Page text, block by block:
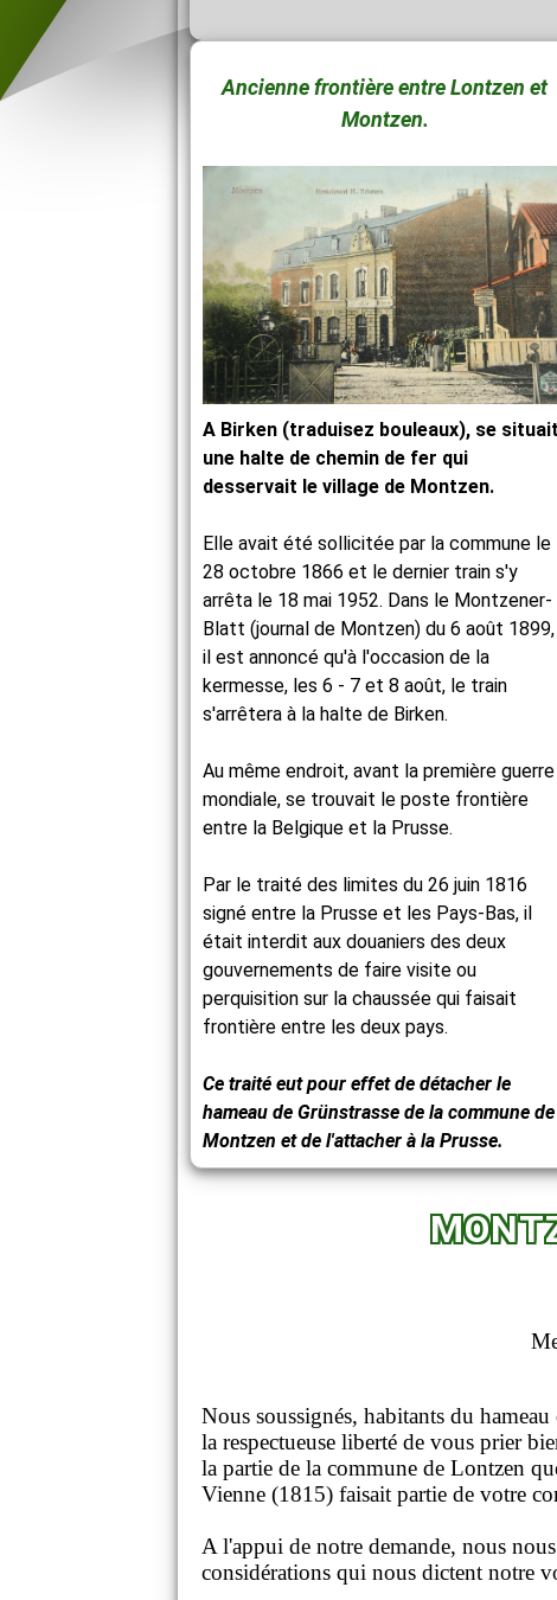
Ancienne frontière entre Lontzen et
Montzen.
A Birken (traduisez bouleaux), se situait
une halte de chemin de fer qui
desservait le village de Montzen.
Elle avait été sollicitée par la commune le
28 octobre 1866 et le dernier train s'y
arrêta le 18 mai 1952. Dans le Montzener-
Blatt (journal de Montzen) du 6 août 1899,
il est annoncé qu'à l'occasion de la
kermesse, les 6 - 7 et 8 août, le train
s'arrêtera à la halte de Birken.
Au même endroit, avant la première guerre
mondiale, se trouvait le poste frontière
entre la Belgique et la Prusse.
Par le traité des limites du 26 juin 1816
signé entre la Prusse et les Pays-Bas, il
était interdit aux douaniers des deux
gouvernements de faire visite ou
perquisition sur la chaussée qui faisait
frontière entre les deux pays.
Ce traité eut pour effet de détacher le
hameau de Grünstrasse de la commune de
Montzen et de l'attacher à la Prusse.
Nous soussignés, habitants du
la respectueuse liberté de vous prier
la partie de la commune de Lontzen
Vienne (1815) faisait partie de votre
A l'appui de notre demande, nous
considérations qui nous dictent notre